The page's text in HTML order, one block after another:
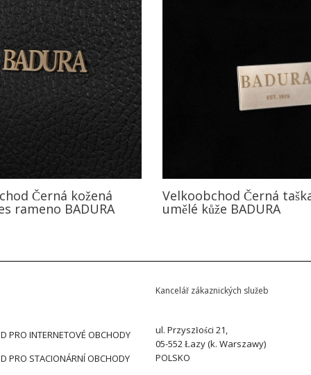
Černá kožená
rameno BADURA
Velkoobchod Černá
umělé kůže BADURA
PRO INTERNETOVÉ OBCHODY
PRO STACIONÁRNÍ OBCHODY
Kancelář zákaznických služeb
ul. Przyszłości 21,
05-552 Łazy (k. Warszawy)
POLSKO